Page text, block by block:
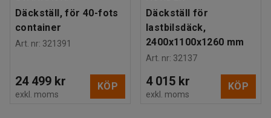
Däckställ, för 40-fots
container
Art. nr: 321391
24 499 kr
exkl. moms
KÖP
Däckställ för
lastbilsdäck,
2400x1100x1260 mm
Art. nr: 32137
4 015 kr
exkl. moms
KÖP